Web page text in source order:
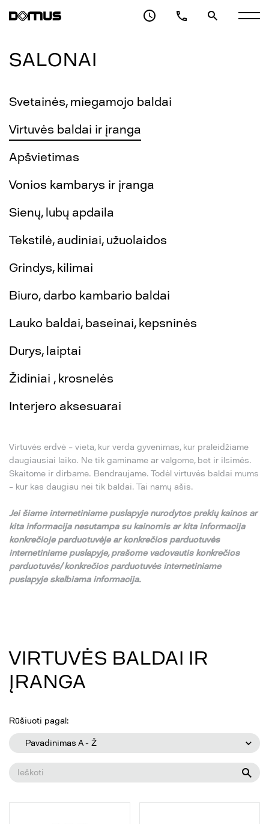
SALONAI
Svetainės, miegamojo baldai
Virtuvės baldai ir įranga
Apšvietimas
Vonios kambarys ir įranga
Sienų, lubų apdaila
Tekstilė, audiniai, užuolaidos
Grindys, kilimai
Biuro, darbo kambario baldai
Lauko baldai, baseinai, kepsninės
Durys, laiptai
Židiniai , krosnelės
Interjero aksesuarai
Virtuvės erdvė – vieta, kur verda gyvenimas, kur praleidžiame
daugiausiai laiko. Ne tik gaminame ar valgome, bet ir ilsimės.
Skaitome ir dirbame. Bendraujame. Todėl virtuvės baldai mums
– kur kas daugiau nei tik baldai. Tai namų ašis.
Jeišiame internetiniame puslapyje nurodytos prekiųkainos ar
kita informacija nesutampa sukainomis ar kita informacija
konkrečioje parduotuvėje ar konkrečios parduotuvės
internetiniame puslapyje,prašome vadovautis konkrečios
parduotuvės/ konkrečios parduotuvės internetiniame
puslapyje skelbiama informacija.
VIRTUVĖS BALDAI IR
ĮRANGA
Rūšiuoti pagal:
Pavadinimas A - Ž